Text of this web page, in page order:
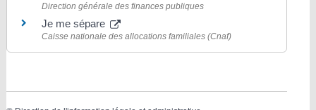
Direction générale des finances publiques
Je me sépare
Caisse nationale des allocations familiales (Cnaf)